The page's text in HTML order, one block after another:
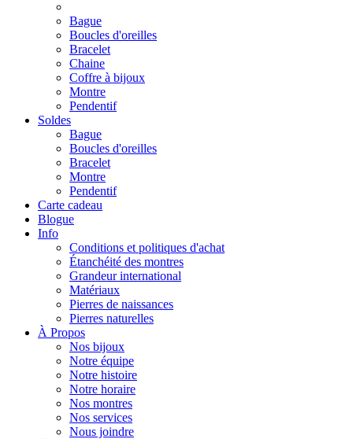
Bague
Boucles d'oreilles
Bracelet
Chaine
Coffre à bijoux
Montre
Pendentif
Soldes
Bague
Boucles d'oreilles
Bracelet
Montre
Pendentif
Carte cadeau
Blogue
Info
Conditions et politiques d'achat
Étanchéité des montres
Grandeur international
Matériaux
Pierres de naissances
Pierres naturelles
À Propos
Nos bijoux
Notre équipe
Notre histoire
Notre horaire
Nos montres
Nos services
Nous joindre